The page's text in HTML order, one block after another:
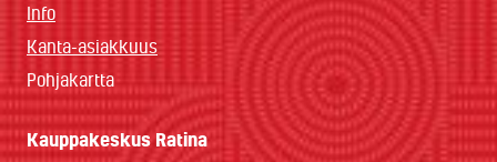
Info
Kanta-asiakkuus
Pohjakartta
Kauppakeskus Ratina